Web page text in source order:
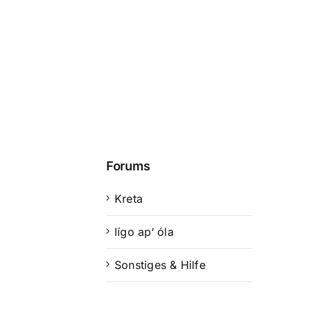
Forums
Kreta
lígo ap‘ óla
Sonstiges & Hilfe